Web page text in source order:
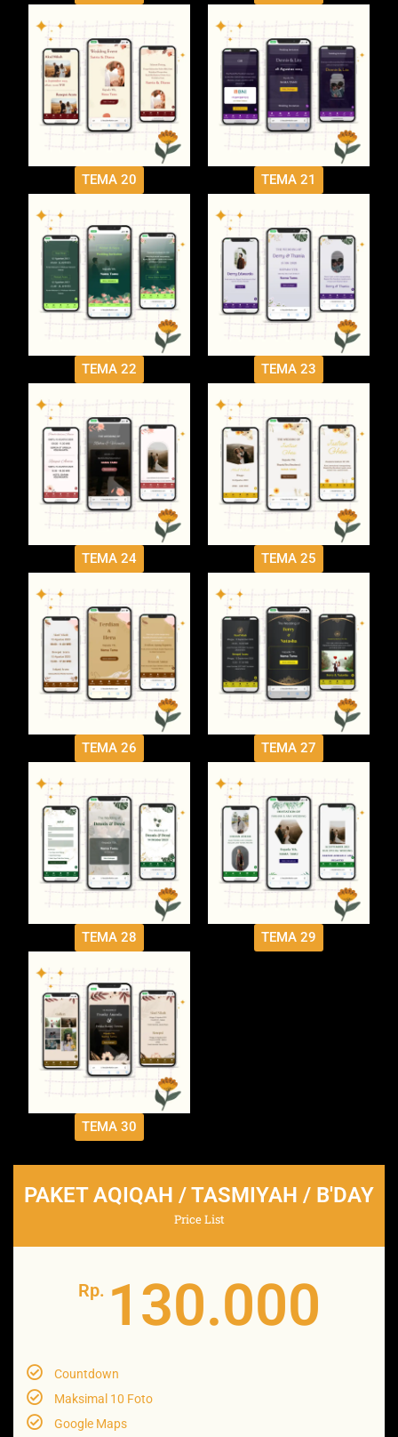
TEMA 20 TEMA 21
TEMA 22 TEMA 23
TEMA 24 TEMA 25
TEMA 26 TEMA 27
TEMA 28 TEMA 29
TEMA 30
PAKET AQIQAH / TASMIYAH / B'DAY
Price List
Rp. 130.000
Countdown
Maksimal 10 Foto
Google Maps